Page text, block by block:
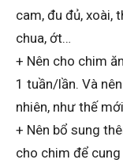
cam, đu đủ, xoài,
chua, ớt…
+ Nên cho chim
1 tuần/lần. Và
nhiên, như thế
+ Nên bổ sung
cho chim để